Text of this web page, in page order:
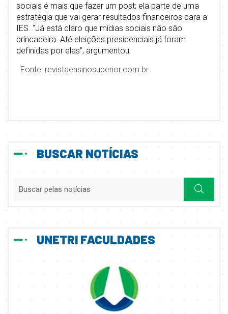
sociais é mais que fazer um post; ela parte de uma
estratégia que vai gerar resultados financeiros para a
IES. “Já está claro que mídias sociais não são
brincadeira. Até eleições presidenciais já foram
definidas por elas”, argumentou.
Fonte: revistaensinosuperior.com.br
BUSCAR NOTÍCIAS
UNETRI FACULDADES